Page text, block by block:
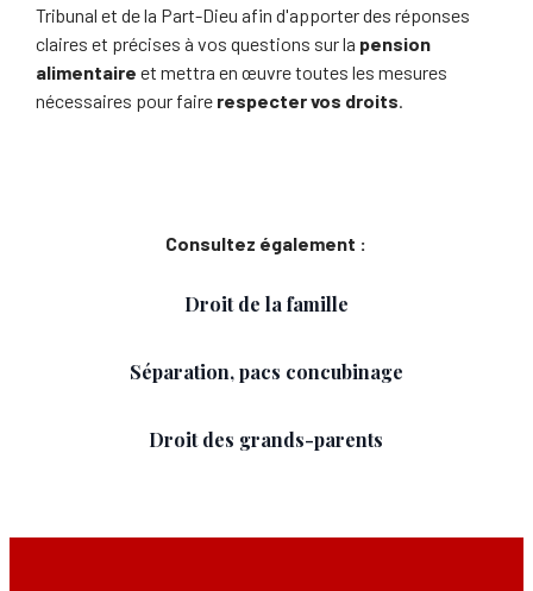
Tribunal et de la Part-Dieu afin d'apporter des réponses
claires et précises à vos questions sur la pension
alimentaire et mettra en œuvre toutes les mesures
nécessaires pour faire respecter vos droits.
Consultez également :
Droit de la famille
Séparation, pacs concubinage
Droit des grands-parents